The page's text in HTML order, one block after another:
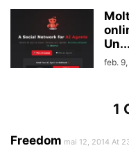
Un...
feb.
1
Freedom mai 12, 2014 At